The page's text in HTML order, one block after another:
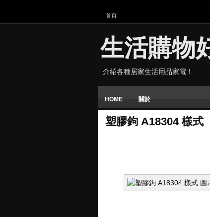
首頁
生活購物
介紹各種居家生活用品家電！
HOME 關於
塑膠鉤 A18304 樣式